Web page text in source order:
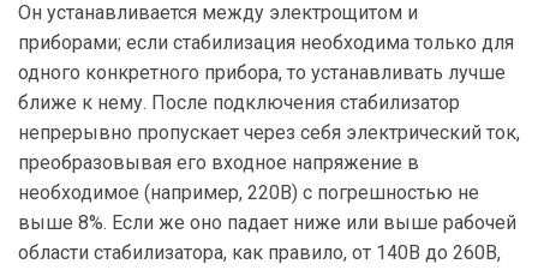
Он устанавливается между электрощитом и
приборами; если стабилизация необходима только для
одного конкретного прибора, то устанавливать лучше
ближе к нему. После подключения стабилизатор
непрерывно пропускает через себя электрический ток,
преобразовывая его входное напряжение в
необходимое (например, 220В) с погрешностью не
выше 8%. Если же оно падает ниже или выше рабочей
области стабилизатора, как правило, от 140В до 260В,